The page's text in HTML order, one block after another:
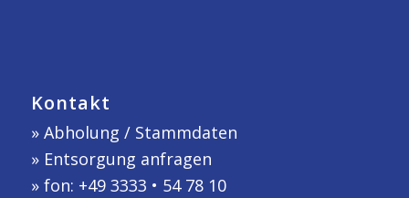
Kontakt
» Abholung / Stammdaten
» Entsorgung anfragen
» fon: +49 3333 • 54 78 10